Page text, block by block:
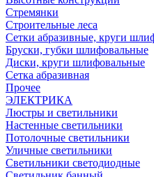
Стремянки
Строительные леса
Сетки абразивные, круги
Бруски, губки шлифовальные
Диски, круги шлифовальные
Сетка абразивная
Прочее
ЭЛЕКТРИКА
Люстры и светильники
Настенные светильники
Потолочные светильники
Уличные светильники
Светильники светодиодные